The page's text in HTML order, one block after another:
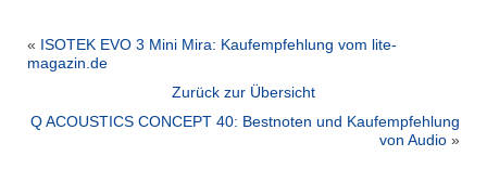
« ISOTEK EVO 3 Mini Mira: Kaufempfehlung vom lite-
magazin.de
Zurück zur Übersicht
Q ACOUSTICS CONCEPT 40: Bestnoten und Kaufempfehlung
von Audio »